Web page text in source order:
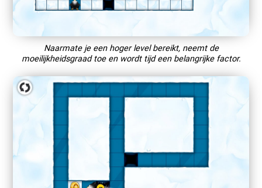
Naarmate je een hoger level bereikt, neemt de
moeilijkheidsgraad toe en wordt tijd een belangrijke factor.